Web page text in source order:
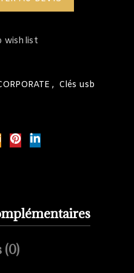
wishlist
, Clés usb
(0)